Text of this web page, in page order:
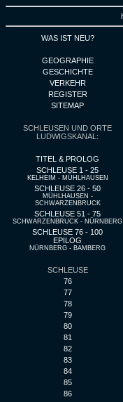
WAS IST NEU?
GEOGRAPHIE
GESCHICHTE
VERKEHR
REGISTER
SITEMAP
SCHLEUSEN UND ORTE
LUDWIGSKANAL:
TITEL & PROLOG
SCHLEUSE 1 - 25
KELHEIM - MÜHLHAUSEN
SCHLEUSE 26 - 50
MÜHLHAUSEN -
SCHWARZENBRUCK
SCHLEUSE 51 - 75
SCHWARZENBRUCK - NÜRNBERG
SCHLEUSE 76 - 100
EPILOG
NÜRNBERG - BAMBERG
SCHLEUSE
76
77
78
79
80
81
82
83
84
85
86